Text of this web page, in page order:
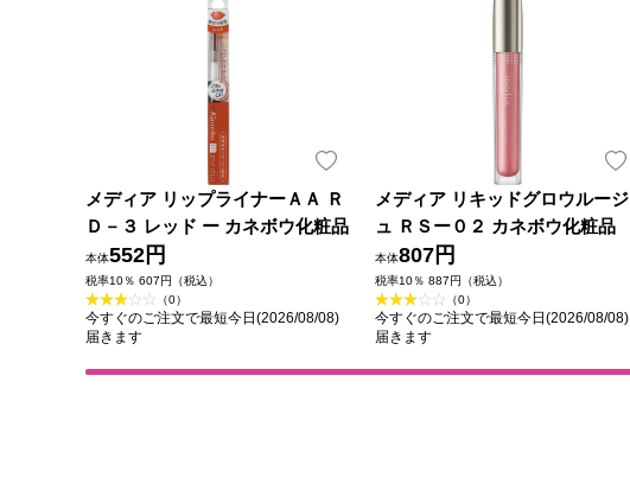
メディア リップライナーＡＡ Ｒ
Ｄ－３ レッド ー カネボウ化粧品
本体552円
税率10％ 607円（税込）
（0）
今すぐのご注文で最短今日(2026/08/08)
届きます
メディア リキッドグロウルージ
ュ ＲＳー０２ カネボウ化粧品
本体807円
税率10％ 887円（税込）
（0）
今すぐのご注文で最短今日(2026/08/08)
届きます